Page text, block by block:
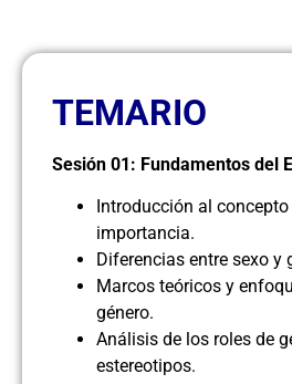
TEMARIO
Sesión 01: Fundamentos del
Introducción al
importancia.
Diferencias entre sexo y
Marcos teóricos y
género.
Análisis de los roles de
estereotipos.